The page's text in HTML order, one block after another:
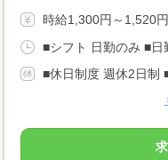
時給1,300円～1,520円
■シフト 日勤のみ ■日
■休日制度 週休2日制